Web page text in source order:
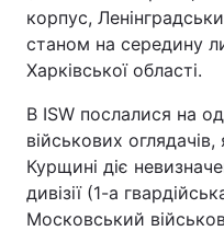
корпус,
станом на середину
Харківської області.
В ISW послалися на
військових
Курщині діє
дивізії (1-а
Московський